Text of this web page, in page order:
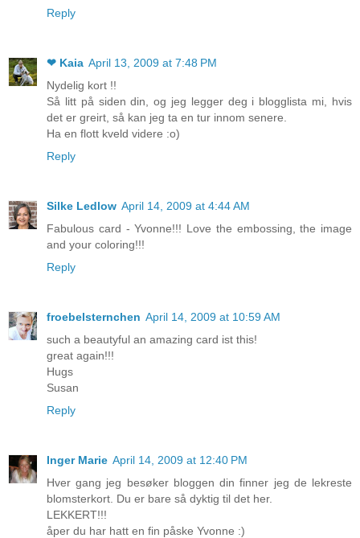
Reply
❤ Kaia April 13, 2009 at 7:48 PM
Nydelig kort !!
Så litt på siden din, og jeg legger deg i blogglista mi, hvis
det er greirt, så kan jeg ta en tur innom senere.
Ha en flott kveld videre :o)
Reply
Silke Ledlow April 14, 2009 at 4:44 AM
Fabulous card - Yvonne!!! Love the embossing, the image
and your coloring!!!
Reply
froebelsternchen April 14, 2009 at 10:59 AM
such a beautyful an amazing card ist this!
great again!!!
Hugs
Susan
Reply
Inger Marie April 14, 2009 at 12:40 PM
Hver gang jeg besøker bloggen din finner jeg de lekreste
blomsterkort. Du er bare så dyktig til det her.
LEKKERT!!!
åper du har hatt en fin påske Yvonne :)